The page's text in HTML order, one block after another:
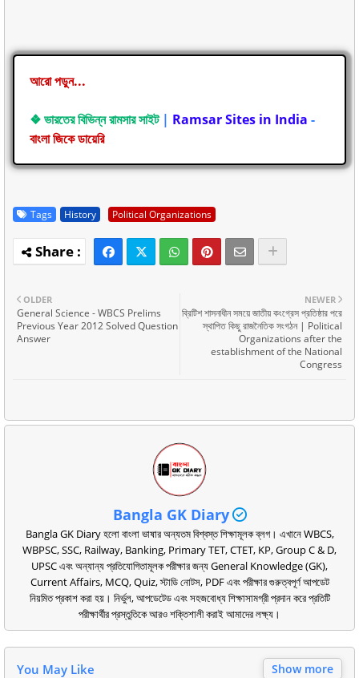
আরো পড়ুন...
❖ ভারতের বিভিন্ন রামসার সাইট| Ramsar Sites in India -
বাংলা জিকে ডায়েরি
Tags History Political Organizations
NEWER
ব্রিটিশ শাসনাধীন সময়ে জাতীয় কংগ্রেস প্রতিষ্ঠার পরে
স্থাপিত কিছু রাজনৈতিক সংগঠন | Political
Organizations after the
establishment of the National
Congress
OLDER
General Science - WBCS Prelims
Previous Year 2012 Solved Question
Answer
Bangla GK Diary
Bangla GK Diary হলো বাংলা ভাষার অন্যতম বিশ্বস্ত শিক্ষামূলক ব্লগ। এখানে WBCS,
WBPSC, SSC, Railway, Banking, Primary TET, CTET, KP, Group C & D,
UPSC এবং অন্যান্য প্রতিযোগিতামূলক পরীক্ষার জন্য General Knowledge (GK),
Current Affairs, MCQ, Quiz, স্টাডি নোটস, PDF এবং পরীক্ষার গুরুত্বপূর্ণ আপডেট
নিয়মিত প্রকাশ করা হয়। নির্ভুল, আপডেটেড এবং সহজবোধ্য শিক্ষাসামগ্রী প্রদান করে প্রতিটি
পরীক্ষার্থীর প্রস্তুতিকে আরও শক্তিশালী করাই আমাদের লক্ষ্য।
You May Like Show more